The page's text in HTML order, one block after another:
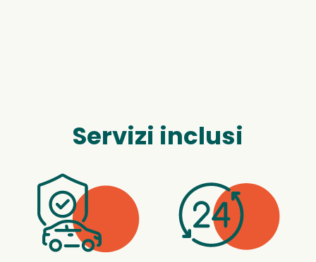
Servizi inclusi